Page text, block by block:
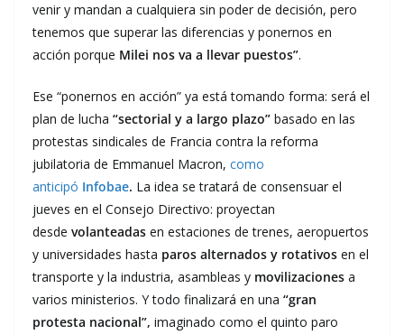
venir y mandan a cualquiera sin poder de decisión, pero
tenemos que superar las diferencias y ponernos en
acción porque Milei nos va a llevar puestos”.
Ese “ponernos en acción” ya está tomando forma: será el
plan de lucha “sectorial y a largo plazo” basado en las
protestas sindicales de Francia contra la reforma
jubilatoria de Emmanuel Macron, como
anticipó Infobae. La idea se tratará de consensuar el
jueves en el Consejo Directivo: proyectan
desde volanteadas en estaciones de trenes, aeropuertos
y universidades hasta paros alternados y rotativos en el
transporte y la industria, asambleas y movilizaciones a
varios ministerios. Y todo finalizará en una “gran
protesta nacional”, imaginado como el quinto paro